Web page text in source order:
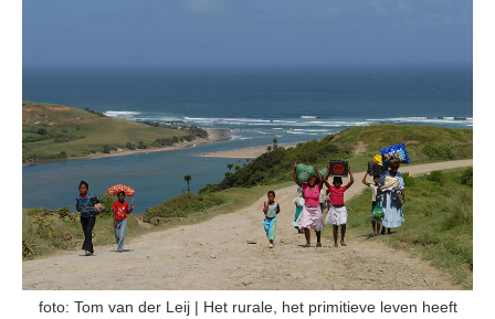
foto: Tom van der Leij | Het rurale, het primitieve leven heeft